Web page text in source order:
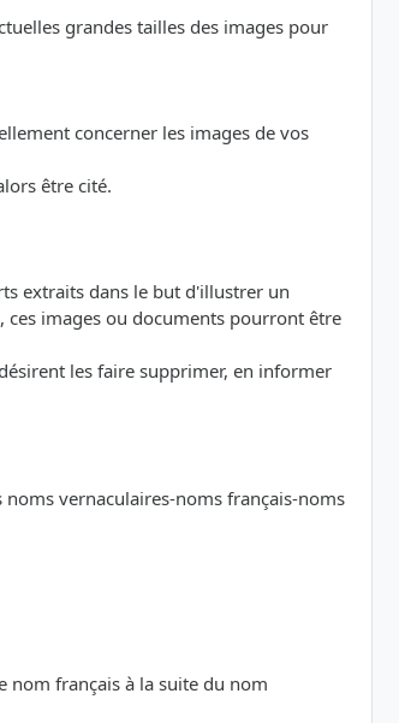
grandes tailles des images pour
concerner les images de vos
être cité.
extraits dans le but d'illustrer un
ces images ou documents pourront être
les faire supprimer, en informer
vernaculaires-noms français-noms
nom français à la suite du nom